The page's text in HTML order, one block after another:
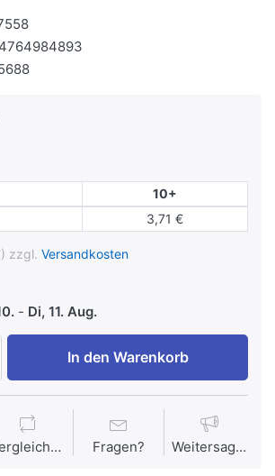
10+
3,71 €
zzgl. Versandkosten
- Di, 11. Aug.
In den Warenkorb
Vergleichen Fragen? Weitersagen